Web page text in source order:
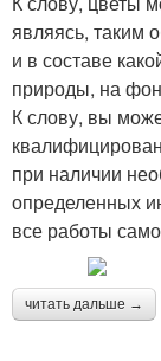
являясь, таким
и в составе
природы, на
К слову, вы
при наличии
определенных
все работы
читать дальше →